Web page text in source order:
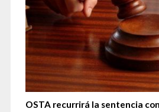
OSTA recurrirá la sentencia